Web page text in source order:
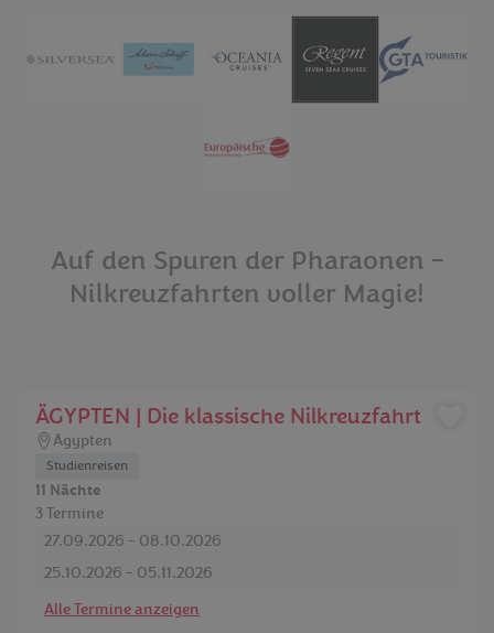
Auf den Spuren der Pharaonen –
Nilkreuzfahrten voller Magie!
ÄGYPTEN | Die klassische Nilkreuzfahrt
Ägypten
Studienreisen
11 Nächte
3 Termine
27.09.2026 - 08.10.2026
25.10.2026 - 05.11.2026
Alle Termine anzeigen